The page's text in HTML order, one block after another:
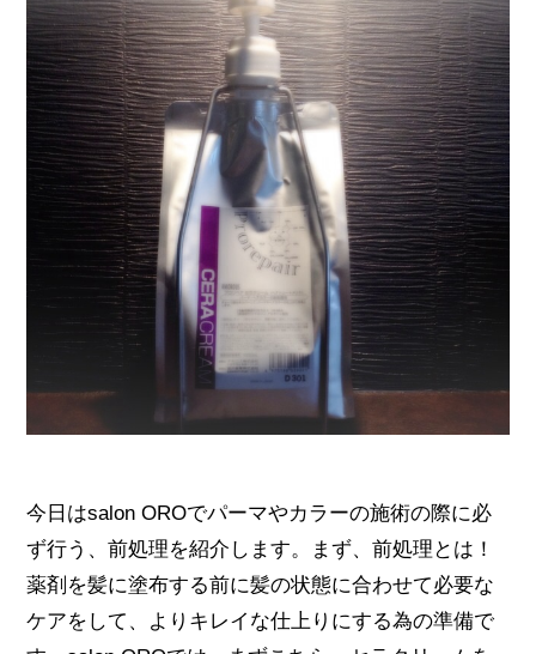
今日はsalon OROでパーマやカラーの施術の際に必
ず行う、前処理を紹介します。まず、前処理とは！
薬剤を髪に塗布する前に髪の状態に合わせて必要な
ケアをして、よりキレイな仕上りにする為の準備で